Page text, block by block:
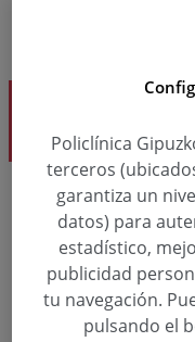
Reumatología
Solicita
943 00 27 56
Policlínica
terceros
garantiza un
datos) para
estadístico,
publicidad
tu navegación.
pulsando el